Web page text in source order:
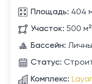
Площадь: 404
Участок: 500 м²
Бассейн:
Статус:
Комплекс: